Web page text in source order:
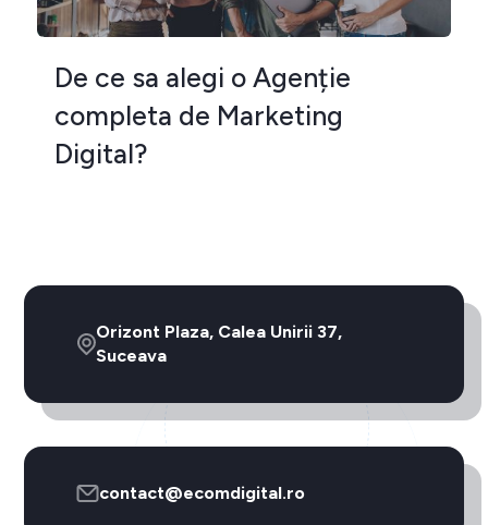
De ce sa alegi o Agenție
completa de Marketing
Digital?
Orizont Plaza, Calea Unirii 37,
Suceava
contact@ecomdigital.ro